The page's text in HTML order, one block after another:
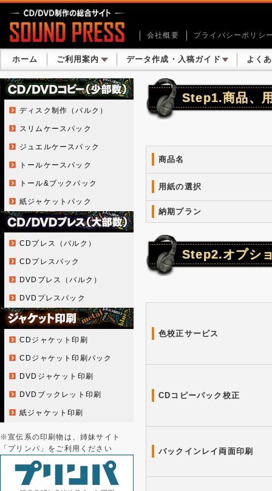
会社概要 プライバシーポリシ
ホーム ご利用案内 データ作成・入稿ガイド よく
ディスク制作（バルク）
スリムケースパック
ジュエルケースパック
トールケースパック
トール&ブックパック
紙ジャケットパック
CDプレス（バルク）
CDプレスパック
DVDプレス（バルク）
DVDプレスパック
CDジャケット印刷
CDジャケット印刷パック
DVDジャケット印刷
DVDブックレット印刷
紙ジャケット印刷
※宣伝系の印刷物は、姉妹サイト
「プリンパ」をご利用ください
Step1.商品、
商品名
用紙の選択
納期プラン
Step2.オプシ
色校正サービス
CDコピーパック校正
バックインレイ両面印刷